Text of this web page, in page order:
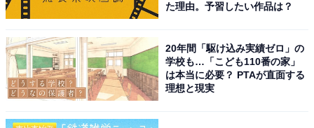
た理由。予習したい作品は？
20年間「駆け込み実績ゼロ」の
学校も…「こども110番の家」
は本当に必要？ PTAが直面する
理想と現実